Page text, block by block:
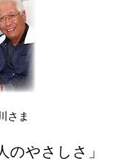
さま
のやさしさ」